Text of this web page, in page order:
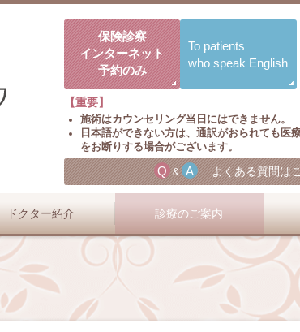
保険診察
インターネット
予約のみ
To patients
who speak English
【重要】
施術はカウンセリング当日にはできません。
日本語ができない方は、通訳がおられても医
をお断りする場合がございます。
Q & A よくある質問は
ドクター紹介 診療のご案内